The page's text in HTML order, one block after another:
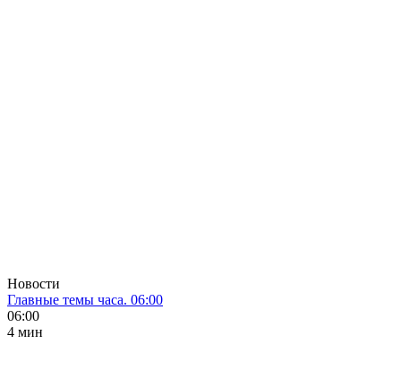
Новости
Главные темы часа. 06:00
06:00
4 мин